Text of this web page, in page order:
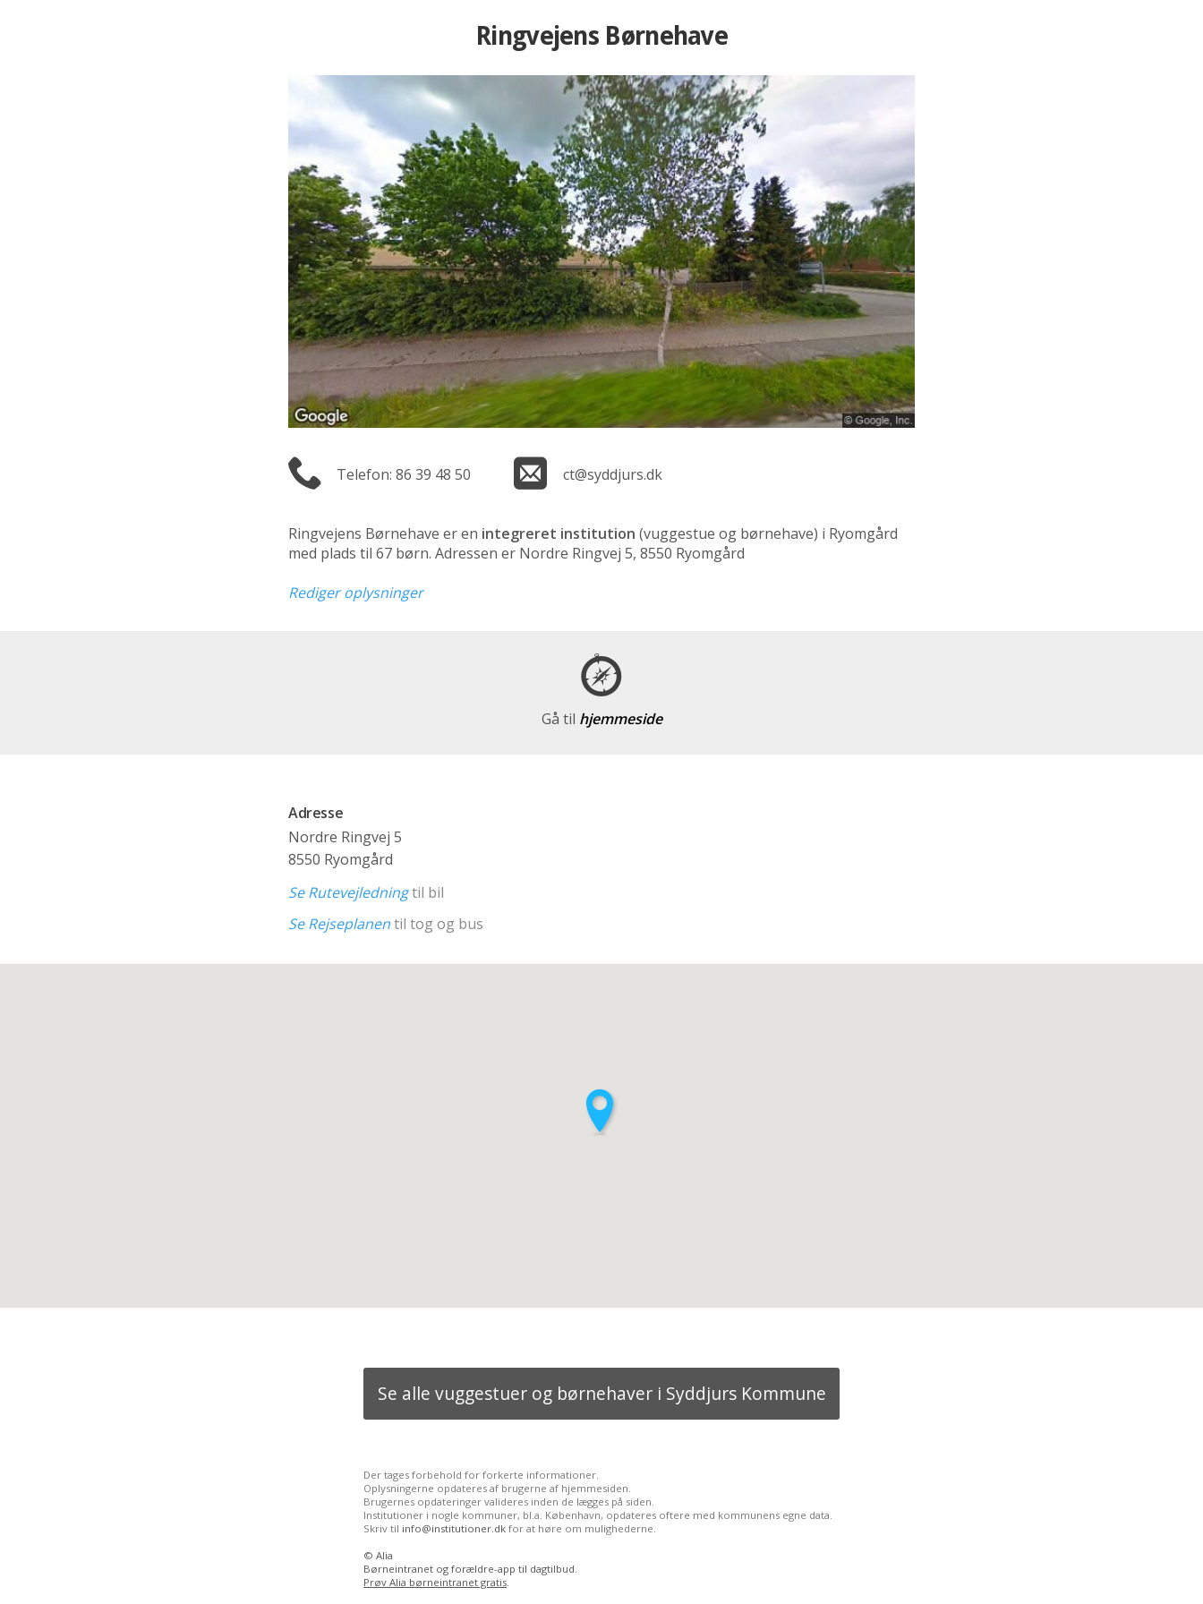
Ringvejens Børnehave
Telefon: 86 39 48 50 ct@syddjurs.dk
Ringvejens Børnehave er en integreret institution (vuggestue og børnehave) i Ryomgård
med plads til 67 børn. Adressen er Nordre Ringvej 5, 8550 Ryomgård
Rediger oplysninger
Gå til hjemmeside
Adresse
Nordre Ringvej 5
8550 Ryomgård
Se Rutevejledningtil bil
Se Rejseplanentil tog og bus
Se alle vuggestuer og børnehaver i Syddjurs Kommune
Der tages forbehold for forkerte informationer.
Oplysningerne opdateres af brugerne af hjemmesiden.
Brugernes opdateringer valideres inden de lægges på siden.
Institutioner i nogle kommuner, bl.a. København, opdateres oftere med kommunens egne data.
Skriv til info@institutioner.dk for at høre om mulighederne.
©Alia
Børneintranet og forældre-app til dagtilbud.
Prøv Alia børneintranet gratis